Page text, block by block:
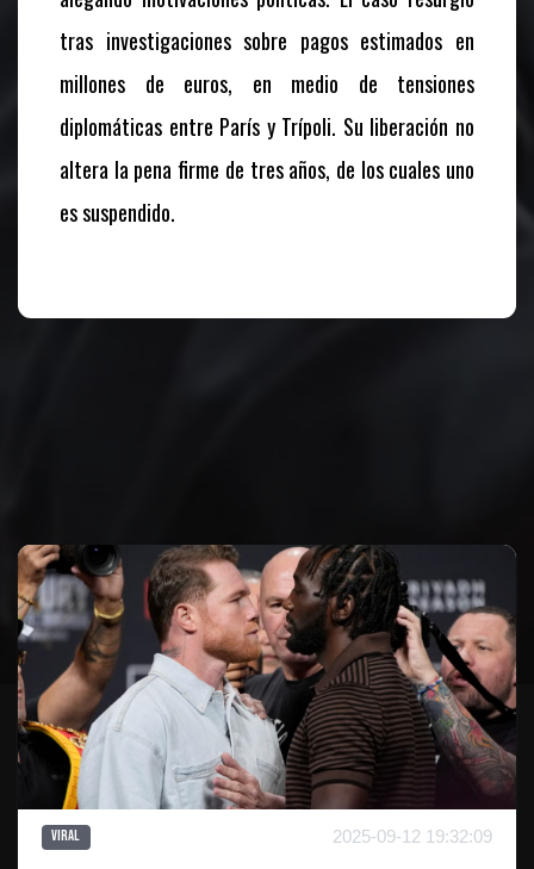
tras investigaciones sobre pagos estimados en
millones de euros, en medio de tensiones
diplomáticas entre París y Trípoli. Su liberación no
altera la pena firme de tres años, de los cuales uno
es suspendido.
Viral 2025-09-12 19:32:09